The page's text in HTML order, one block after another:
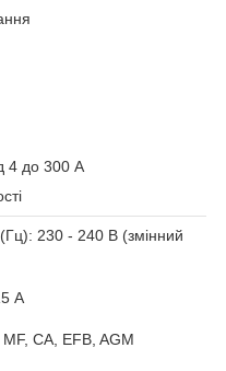
4 до 300 А
230 - 240 В (змінний
А
CA, EFB, AGM